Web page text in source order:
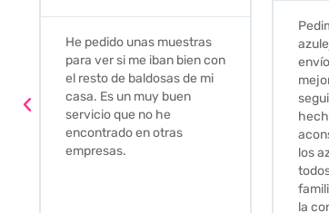
azulejos para el baño. El
envío fue perfecto pero lo
mejor ha sido el
seguimiento que nos han
hecho. Nos guiaron y
aconsejaron para escoger
los azulejos. Lo aconsejo a
Muy